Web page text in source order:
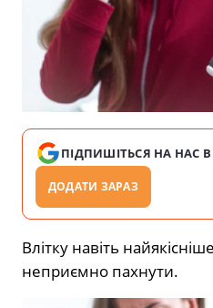
ПІДПИШІТЬСЯ НА НАС В
ДОДАТИ ЗАРАЗ
Влітку навіть
неприємно пахнути.